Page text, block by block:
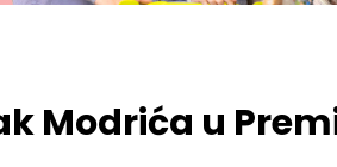
Modrića u